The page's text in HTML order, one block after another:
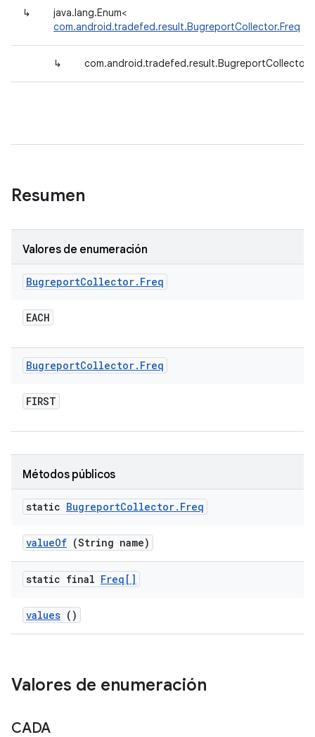
↳
java.lang.Enum<
com.android.tradefed.result.BugreportCollector.Freq
↳
Resumen
Valores de enumeración
BugreportCollector. Freq
EACH
BugreportCollector. Freq
FIRST
Métodos públicos
static BugreportCollector. Freq
valueOf (String name)
static final Freq[]
values ()
Valores de enumeración
CADA